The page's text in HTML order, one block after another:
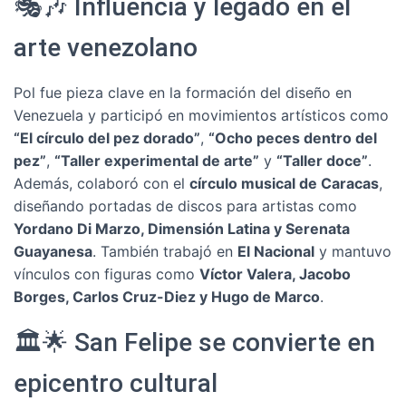
🎭🎶 Influencia y legado en el
arte venezolano
Pol fue pieza clave en la formación del diseño en
Venezuela y participó en movimientos artísticos como
“El círculo del pez dorado”, “Ocho peces dentro del
pez”, “Taller experimental de arte” y “Taller doce”.
Además, colaboró con el círculo musical de Caracas,
diseñando portadas de discos para artistas como
Yordano Di Marzo, Dimensión Latina y Serenata
Guayanesa. También trabajó en El Nacional y mantuvo
vínculos con figuras como Víctor Valera, Jacobo
Borges, Carlos Cruz-Diez y Hugo de Marco.
🏛️🌟 San Felipe se convierte en
epicentro cultural